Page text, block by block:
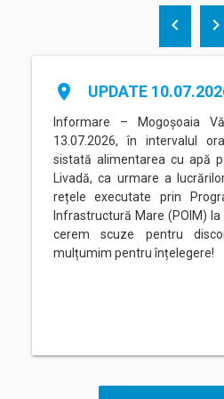
place UPDATE
Informare – Mogoșoaia
13.07.2026, în intervalul
sistată alimentarea cu apă
Livadă, ca urmare a
rețele executate prin
Infrastructură Mare (POIM)
cerem scuze pentru
mulțumim pentru înțelegere!
chevron_left chevron_right